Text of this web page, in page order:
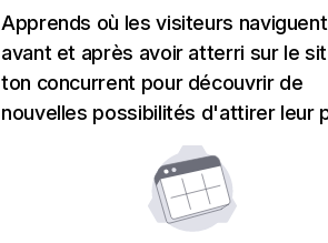
Apprends où les visiteurs naviguent
avant et après avoir atterri sur le
ton concurrent pour découvrir de
nouvelles possibilités d'attirer leur